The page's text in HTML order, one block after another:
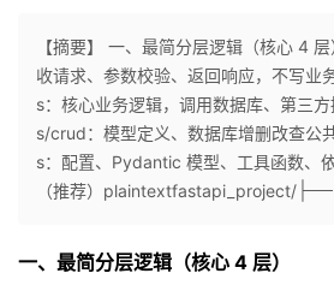
个
人
我
【摘要】 一、最简分层逻辑（核心 4
收请求、参数校验、返回响应，不写业
s：核心业务逻辑，调用数据库、第三
s/crud：模型定义、数据库增删改查公
s：配置、Pydantic 模型、工具函数、
（推荐）plaintextfastapi_project/
一、最简分层逻辑（核心 4 层）